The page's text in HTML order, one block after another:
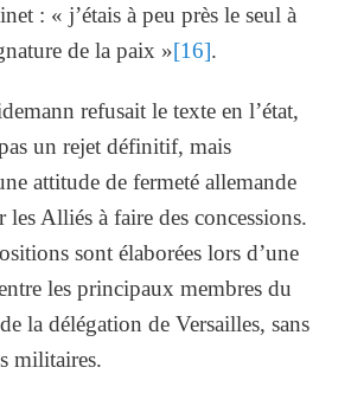
: « j’étais à peu près le seul à
de la paix »[16].
refusait le texte en l’état,
un rejet définitif, mais
attitude de fermeté allemande
les Alliés à faire des concessions.
sont élaborées lors d’une
les principaux membres du
la délégation de Versailles, sans
militaires.